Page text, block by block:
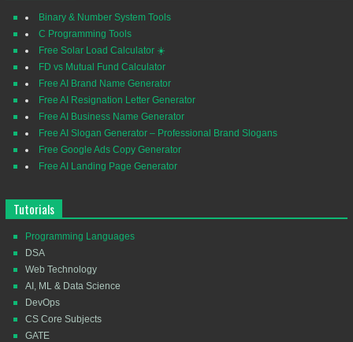
Binary & Number System Tools
C Programming Tools
Free Solar Load Calculator ☀️
FD vs Mutual Fund Calculator
Free AI Brand Name Generator
Free AI Resignation Letter Generator
Free AI Business Name Generator
Free AI Slogan Generator – Professional Brand Slogans
Free Google Ads Copy Generator
Free AI Landing Page Generator
Tutorials
Programming Languages
DSA
Web Technology
AI, ML & Data Science
DevOps
CS Core Subjects
GATE